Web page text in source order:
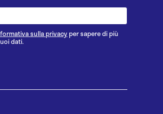
sulla privacy per sapere di più
dati.